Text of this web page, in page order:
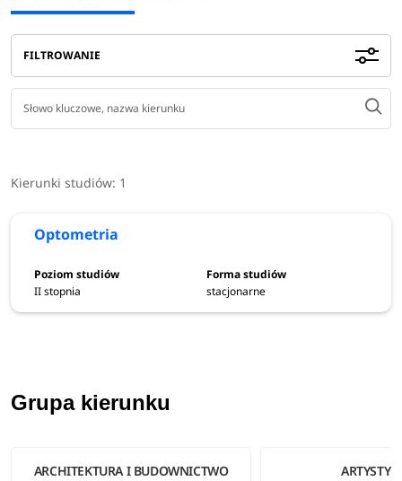
FILTROWANIE
Kierunki studiów: 1
Optometria
II stopnia stacjonarne
Grupa kierunku
ARCHITEKTURA I BUDOWNICTWO